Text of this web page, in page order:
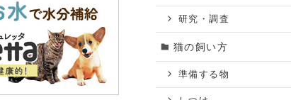
研究・調査
猫の飼い方
準備する物